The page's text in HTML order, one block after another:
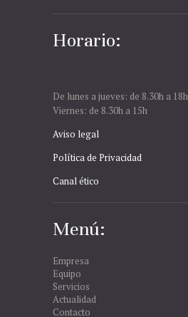
Horario:
De lunes a jueves: de 8.30h a 18h
Viernes: de 8.30h a 15h
Aviso legal
Política de Privacidad
Canal ético
Menú:
Empresa
Equipo
Servicios
Actualidad
Contacto